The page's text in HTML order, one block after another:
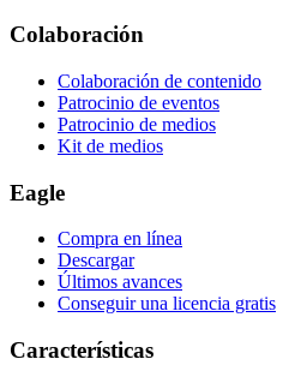
Colaboración
Colaboración de contenido
Patrocinio de eventos
Patrocinio de medios
Kit de medios
Eagle
Compra en línea
Descargar
Últimos avances
Conseguir una licencia gratis
Características